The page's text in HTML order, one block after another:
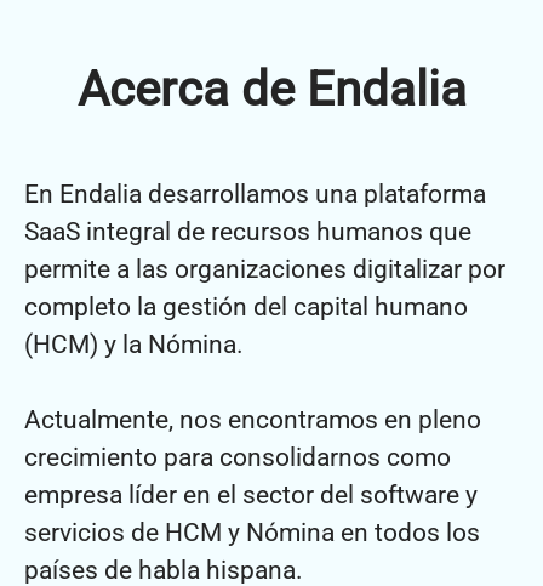
Acerca de Endalia
En Endalia desarrollamos una plataforma
SaaS integral de recursos humanos que
permite a las organizaciones digitalizar por
completo la gestión del capital humano
(HCM) y la Nómina.
Actualmente, nos encontramos en pleno
crecimiento para consolidarnos como
empresa líder en el sector del software y
servicios de HCM y Nómina en todos los
países de habla hispana.